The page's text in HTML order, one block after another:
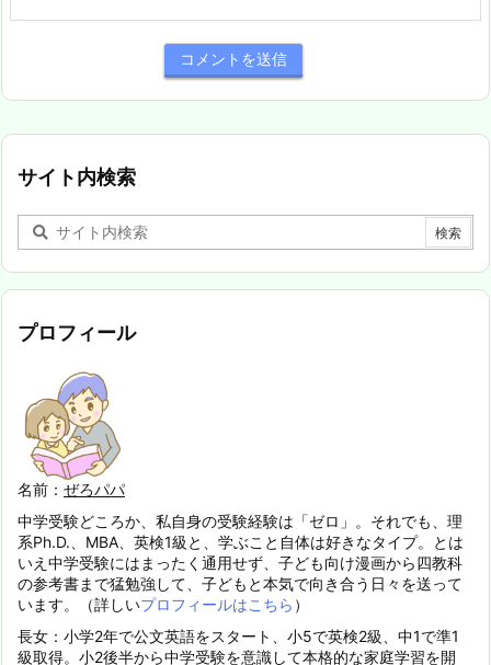
サイト内検索
プロフィール
名前： ぜろパパ
中学受験どころか、私自身の受験経験は「ゼロ」。それでも、理
系Ph.D.、MBA、英検1級と、学ぶこと自体は好きなタイプ。とは
いえ中学受験にはまったく通用せず、子ども向け漫画から四教科
の参考書まで猛勉強して、子どもと本気で向き合う日々を送って
います。（詳しいプロフィールはこちら ）
長女：小学2年で公文英語をスタート、小5で英検2級、中1で準1
級取得。小2後半から中学受験を意識して本格的な家庭学習を開